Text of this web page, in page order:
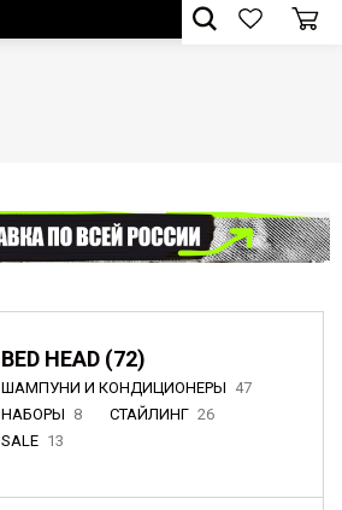
BED HEAD (72)
ШАМПУНИ И КОНДИЦИОНЕРЫ 47
НАБОРЫ 8 СТАЙЛИНГ 26
SALE 13